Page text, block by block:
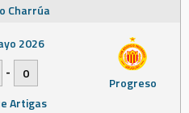
Charrúa
Progreso
2026
-
0
Artigas